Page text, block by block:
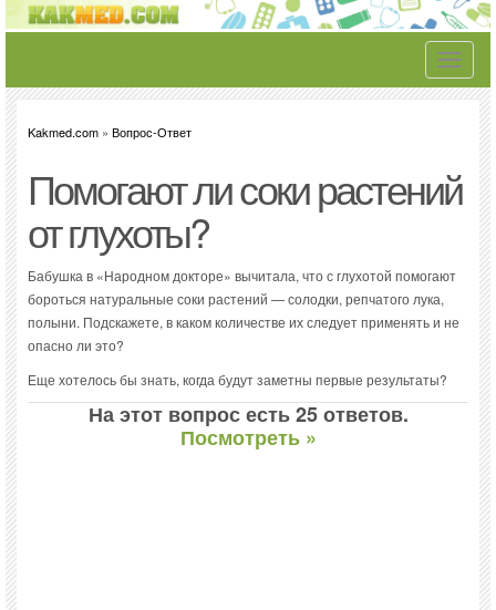
Toggle
Kakmed.com » Вопрос-Ответ
Помогают ли соки растений
от глухоты?
Бабушка в «Народном докторе» вычитала, что с глухотой помогают
бороться натуральные соки растений — солодки, репчатого лука,
полыни. Подскажете, в каком количестве их следует применять и не
опасно ли это?
Еще хотелось бы знать, когда будут заметны первые результаты?
На этот вопрос есть 25 ответов.
Посмотреть »